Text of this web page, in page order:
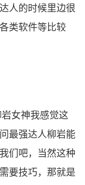
人的时候里边很
类软件等比较
女神我感觉这
最强达人柳岩能
们吧，当然这种
要技巧，那就是